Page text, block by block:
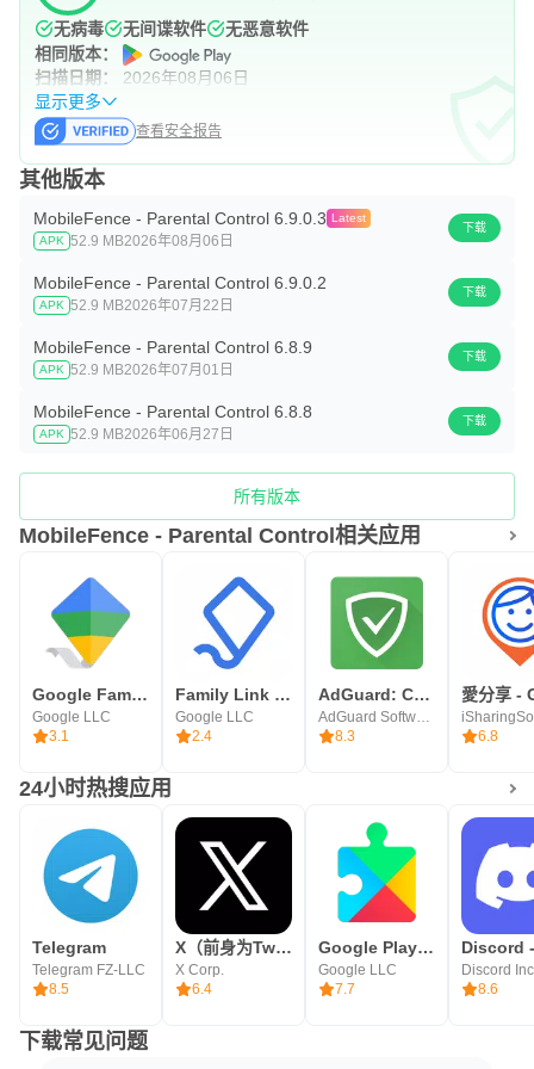
无病毒
无间谍软件
无恶意软件
相同版本：
扫描日期：
2026年08月06日
显示更多
查看安全报告
其他版本
MobileFence - Parental Control 6.9.0.3 Latest
APK 52.9 MB2026年08月06日
下载
MobileFence - Parental Control 6.9.0.2
APK 52.9 MB2026年07月22日
下载
MobileFence - Parental Control 6.8.9
APK 52.9 MB2026年07月01日
下载
MobileFence - Parental Control 6.8.8
APK 52.9 MB2026年06月27日
下载
所有版本
MobileFence - Parental Control相关应用
Google Family Link
Google LLC
3.1
Family Link 家长控制
Google LLC
2.4
AdGuard: Content Blocker
8.3
6.8
24小时热搜应用
Telegram
Telegram FZ-LLC
8.5
X（前身为Twitter）
X Corp.
6.4
Google Play服务
Google LLC
7.7
Discord
8.6
下载常见问题